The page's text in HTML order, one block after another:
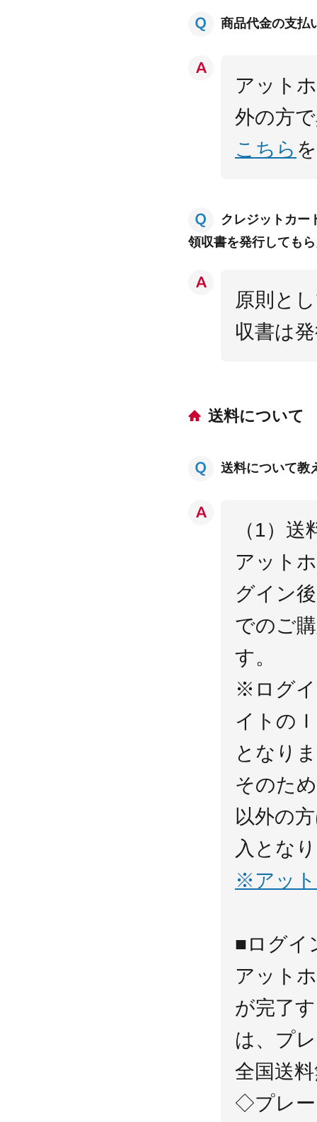
商品代金の支払
アット
外の方
こちら
クレジットカー
領収書を発行しても
原則と
収書は
送料について
送料について教
（1）
アット
グイン
でのご
す。
※ログイ
イトの
となり
そのた
以外の
入とな
※アッ
■ログイ
アット
が完了
は、プ
全国送
◇プレー